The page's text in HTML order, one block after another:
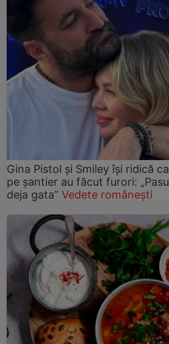
Gina Pistol și Smiley își ridică
pe șantier au făcut furori:
deja gata” Vedete românești